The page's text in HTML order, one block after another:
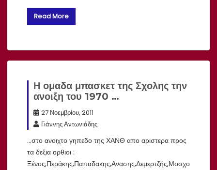
Read More
Η ομαδα μπασκετ της Σχολης την
ανοιξη του 1970 …
27 Νοεμβρίου, 2011
Γιάννης Αντωνιάδης
…στο ανοιχτο γηπεδο της ΧΑΝΘ απο αριστερα προς
τα δεξια ορθιοι :
Ξένος,Περάκης,Παπαδακης,Ανασης,Δεμερτζής,Μοσχο